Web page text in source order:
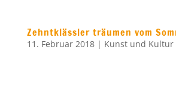
Zehntklässler träumen vom
11. Februar 2018| Kunst und Kultur